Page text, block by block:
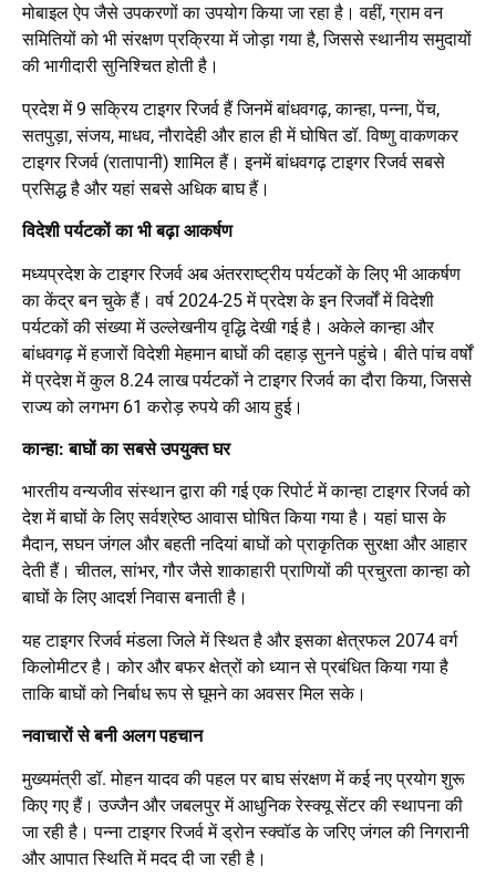
मोबाइल ऐप जैसे उपकरणों का उपयोग किया जा रहा है। वहीं, ग्राम वन
समितियों को भी संरक्षण प्रक्रिया में जोड़ा गया है, जिससे स्थानीय समुदायों
की भागीदारी सुनिश्चित होती है।
प्रदेश में 9 सक्रिय टाइगर रिजर्व हैं जिनमें बांधवगढ़, कान्हा, पन्ना, पेंच,
सतपुड़ा, संजय, माधव, नौरादेही और हाल ही में घोषित डॉ. विष्णु वाकणकर
टाइगर रिजर्व (रातापानी) शामिल हैं। इनमें बांधवगढ़ टाइगर रिजर्व सबसे
प्रसिद्ध है और यहां सबसे अधिक बाघ हैं।
विदेशी पर्यटकों का भी बढ़ा आकर्षण
मध्यप्रदेश के टाइगर रिजर्व अब अंतरराष्ट्रीय पर्यटकों के लिए भी आकर्षण
का केंद्र बन चुके हैं। वर्ष 2024-25 में प्रदेश के इन रिजर्वों में विदेशी
पर्यटकों की संख्या में उल्लेखनीय वृद्धि देखी गई है। अकेले कान्हा और
बांधवगढ़ में हजारों विदेशी मेहमान बाघों की दहाड़ सुनने पहुंचे। बीते पांच वर्षों
में प्रदेश में कुल 8.24 लाख पर्यटकों ने टाइगर रिजर्व का दौरा किया, जिससे
राज्य को लगभग 61 करोड़ रुपये की आय हुई।
कान्हा: बाघों का सबसे उपयुक्त घर
भारतीय वन्यजीव संस्थान द्वारा की गई एक रिपोर्ट में कान्हा टाइगर रिजर्व को
देश में बाघों के लिए सर्वश्रेष्ठ आवास घोषित किया गया है। यहां घास के
मैदान, सघन जंगल और बहती नदियां बाघों को प्राकृतिक सुरक्षा और आहार
देती हैं। चीतल, सांभर, गौर जैसे शाकाहारी प्राणियों की प्रचुरता कान्हा को
बाघों के लिए आदर्श निवास बनाती है।
यह टाइगर रिजर्व मंडला जिले में स्थित है और इसका क्षेत्रफल 2074 वर्ग
किलोमीटर है। कोर और बफर क्षेत्रों को ध्यान से प्रबंधित किया गया है
ताकि बाघों को निर्बाध रूप से घूमने का अवसर मिल सके।
नवाचारों से बनी अलग पहचान
मुख्यमंत्री डॉ. मोहन यादव की पहल पर बाघ संरक्षण में कई नए प्रयोग शुरू
किए गए हैं। उज्जैन और जबलपुर में आधुनिक रेस्क्यू सेंटर की स्थापना की
जा रही है। पन्ना टाइगर रिजर्व में ड्रोन स्क्वॉड के जरिए जंगल की निगरानी
और आपात स्थिति में मदद दी जा रही है।